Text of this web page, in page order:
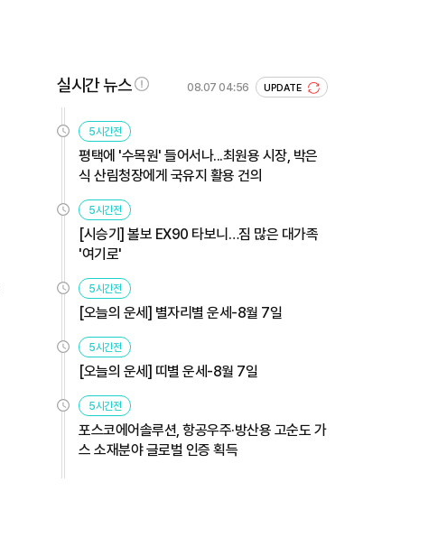
실시간 뉴스 08.07 04:56 UPDATE
5시간전
평택에 '수목원' 들어서나...최원용 시장, 박은
식 산림청장에게 국유지 활용 건의
5시간전
[시승기] 볼보 EX90 타보니…짐 많은 대가족
'여기로'
5시간전
[오늘의 운세] 별자리별 운세-8월 7일
5시간전
[오늘의 운세] 띠별 운세-8월 7일
5시간전
포스코에어솔루션, 항공우주·방산용 고순도 가
스 소재분야 글로벌 인증 획득